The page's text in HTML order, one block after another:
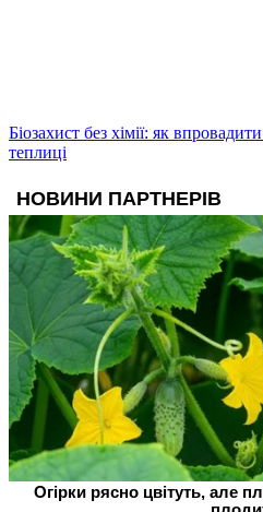
Біозахист без хімії: як
теплиці